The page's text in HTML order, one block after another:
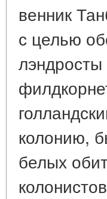
венник
с целью
колонию,
белых